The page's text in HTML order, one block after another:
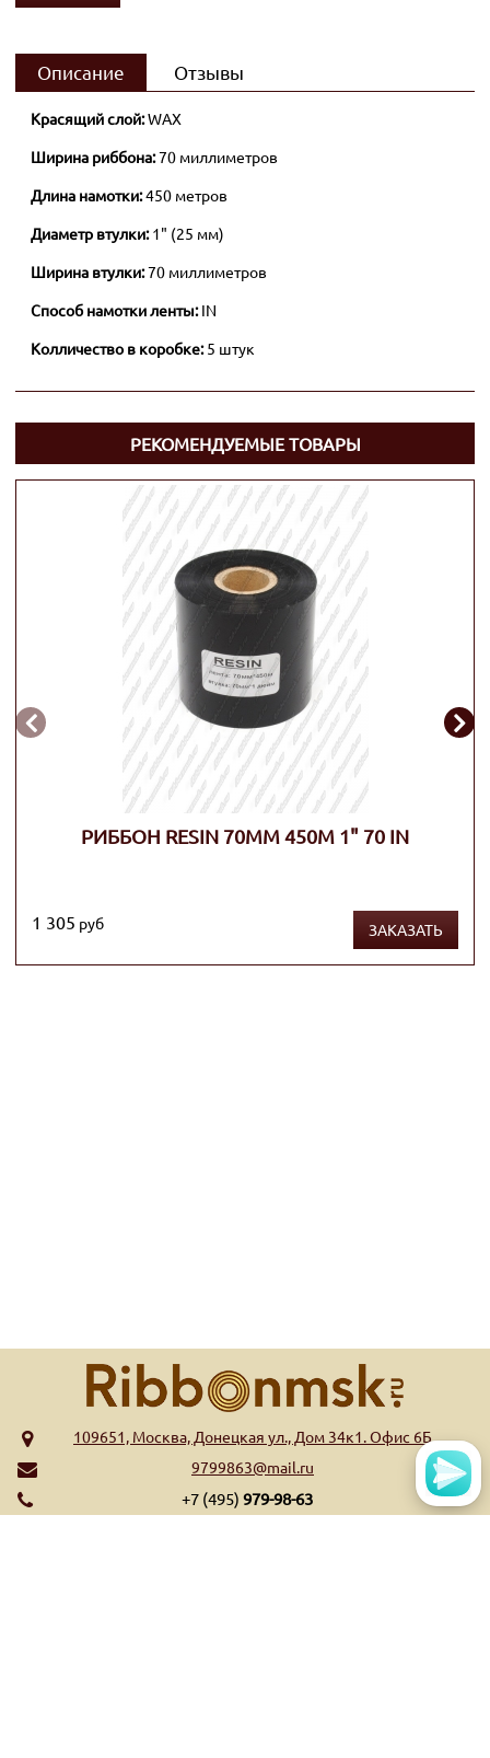
Описание Отзывы
Красящий слой:WAX
Ширина риббона:70 миллиметров
Длина намотки:450 метров
Диаметр втулки:1" (25 мм)
Ширина втулки:70 миллиметров
Способ намотки ленты:IN
Колличество в коробке:5 штук
РЕКОМЕНДУЕМЫЕ ТОВАРЫ
РИББОН RESIN 70ММ 450М 1" 70 IN
1 305 руб ЗАКАЗАТЬ
 
109651, Москва, Донецкая ул., Дом 34к1. Офис 6Б
9799863@mail.ru
+7 (495) 979-98-63